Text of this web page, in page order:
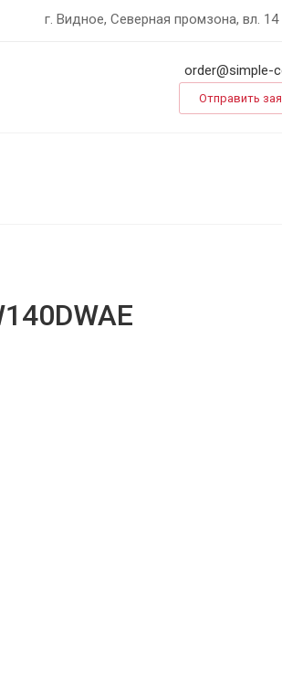
г. Видное, Северная промзона, вл. 14
order@simple-
Отправить